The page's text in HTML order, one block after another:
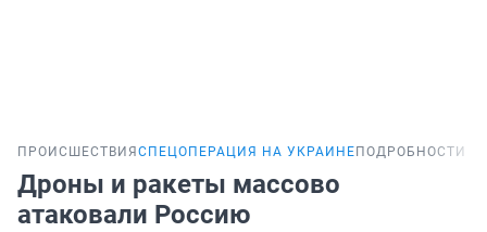
ПРОИСШЕСТВИЯ СПЕЦОПЕРАЦИЯ НА УКРАИНЕ ПОДРОБНОСТИ
Дроны и ракеты массово
атаковали Россию